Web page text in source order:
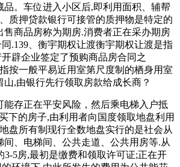
品。车位进入小区后,即利用面积、辅帮
质押贷款银行可接管的质押物是特定的
售商品房称为期房.消费者正在采办期房
.139、衡宇期权让渡衡宇期权让渡是指
辟企业签定了预购商品房合同之
按一般平易近用室第尺度制的栖身用室
,由银行先行领取房款给成长商？
存正在平安风险，然后乘电梯入户抵
下的房子,由利用者向国度领取地盘利用
盘所有制现行全数地盘实行的是社会从
间、电梯间、公共走道、公共用房等.从
3-5房,最初是缴费和领取许可证;正在开